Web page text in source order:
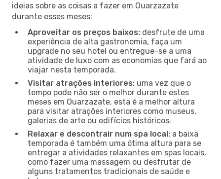
ideias sobre as coisas a fazer em Ouarzazate
durante esses meses:
Aproveitar os preços baixos: desfrute de uma
experiência de alta gastronomia, faça um
upgrade no seu hotel ou entregue-se a uma
atividade de luxo com as economias que fará ao
viajar nesta temporada.
Visitar atrações interiores: uma vez que o
tempo pode não ser o melhor durante estes
meses em Ouarzazate, esta é a melhor altura
para visitar atrações interiores como museus,
galerias de arte ou edifícios históricos.
Relaxar e descontrair num spa local: a baixa
temporada é também uma ótima altura para se
entregar a atividades relaxantes em spas locais,
como fazer uma massagem ou desfrutar de
alguns tratamentos tradicionais de saúde e